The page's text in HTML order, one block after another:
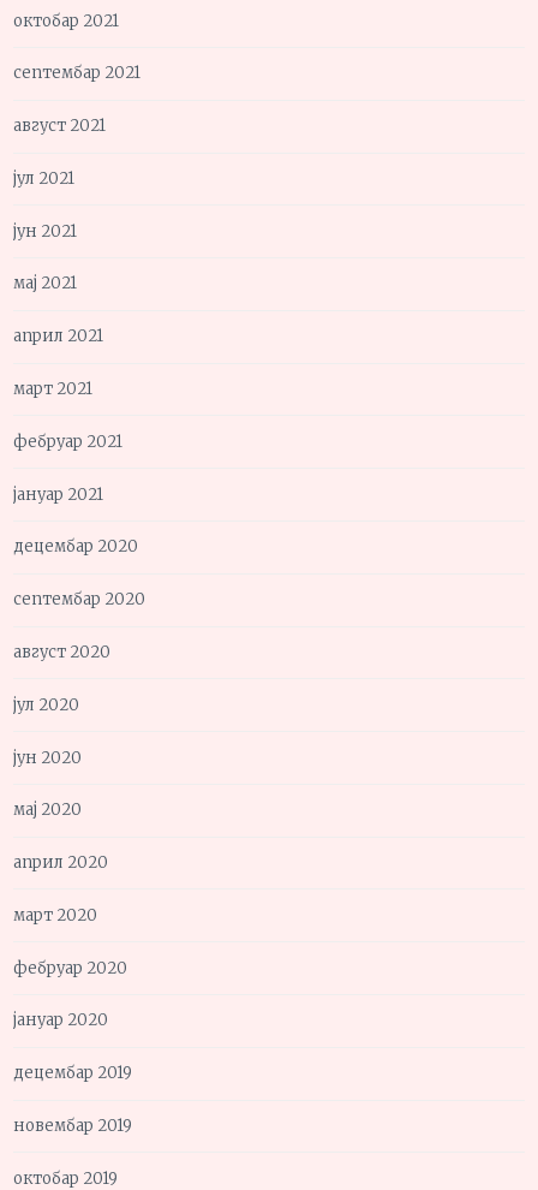
октобар 2021
септембар 2021
август 2021
јул 2021
јун 2021
мај 2021
април 2021
март 2021
фебруар 2021
јануар 2021
децембар 2020
септембар 2020
август 2020
јул 2020
јун 2020
мај 2020
април 2020
март 2020
фебруар 2020
јануар 2020
децембар 2019
новембар 2019
октобар 2019